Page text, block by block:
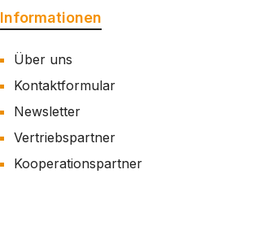
Informationen
Über uns
Kontaktformular
Newsletter
Vertriebspartner
Kooperationspartner